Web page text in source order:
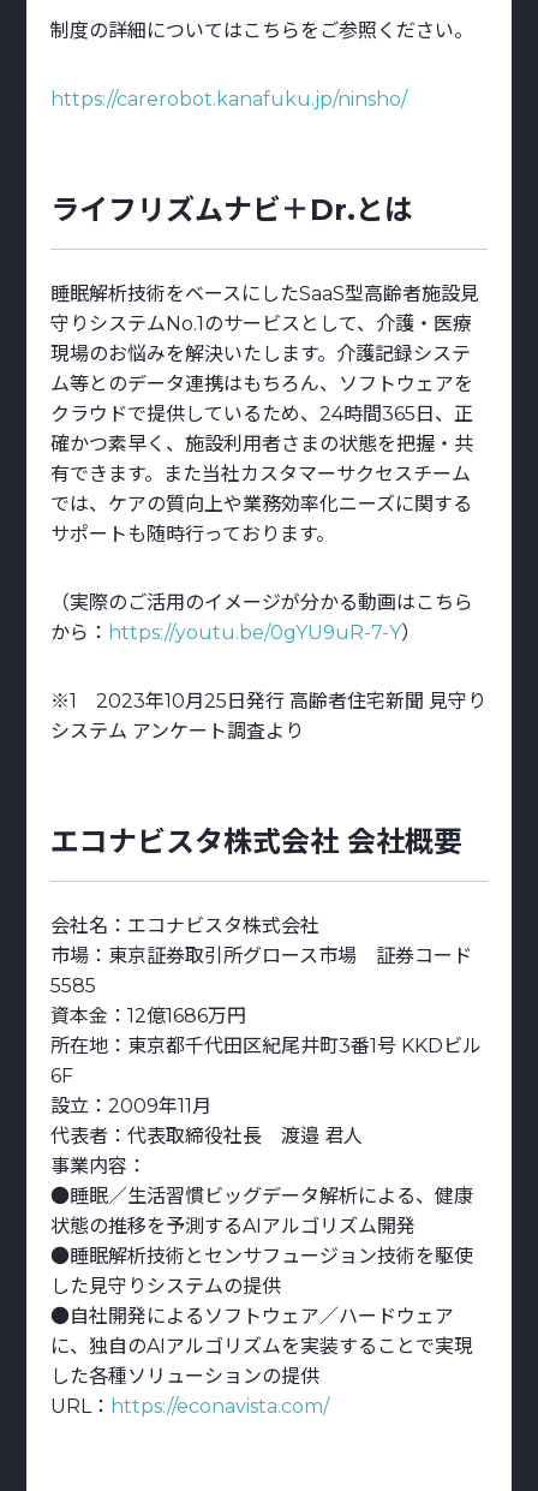
制度の詳細についてはこちらをご参照ください。
https://carerobot.kanafuku.jp/ninsho/
ライフリズムナビ＋Dr.とは
睡眠解析技術をベースにしたSaaS型高齢者施設見
守りシステムNo.1のサービスとして、介護・医療
現場のお悩みを解決いたします。介護記録システ
ム等とのデータ連携はもちろん、ソフトウェアを
クラウドで提供しているため、24時間365日、正
確かつ素早く、施設利用者さまの状態を把握・共
有できます。また当社カスタマーサクセスチーム
では、ケアの質向上や業務効率化ニーズに関する
サポートも随時行っております。
（実際のご活用のイメージが分かる動画はこちら
から： https://youtu.be/0gYU9uR-7-Y）
※1 2023年10月25日発行 高齢者住宅新聞 見守り
システム アンケート調査より
エコナビスタ株式会社 会社概要
会社名：エコナビスタ株式会社
市場：東京証券取引所グロース市場 証券コード
5585
資本金：12億1686万円
所在地：東京都千代田区紀尾井町3番1号 KKDビル
6F
設立：2009年11月
代表者：代表取締役社長 渡邉 君人
事業内容：
●睡眠／生活習慣ビッグデータ解析による、健康
状態の推移を予測するAIアルゴリズム開発
●睡眠解析技術とセンサフュージョン技術を駆使
した見守りシステムの提供
●自社開発によるソフトウェア／ハードウェア
に、独自のAIアルゴリズムを実装することで実現
した各種ソリューションの提供
URL： https://econavista.com/